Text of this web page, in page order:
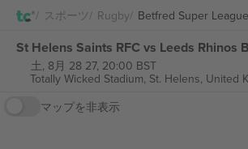
スポーツ Rugby Betfred Super League
ログイン
土, 8月 28 27, 20:00 BST
Totally Wicked Stadium, St. Helens, United
マップを非表示